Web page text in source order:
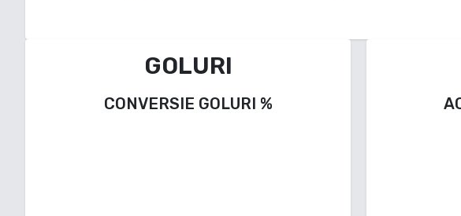
GOLURI
CONVERSIE GOLURI %